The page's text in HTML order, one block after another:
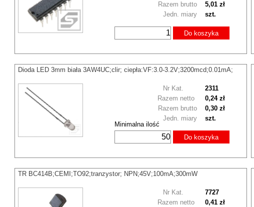
Razem brutto 5,01 zł
Jedn. miary szt.
Do koszyka
Dioda LED 3mm biała 3AW4UC;clir; ciepła:VF:3.0-3.2V;3200mcd;0.01mA;
Minimalna ilość
Nr Kat. 2311
Razem brutto 0,30 zł
Razem netto 0,24 zł
Jedn. miary szt.
Do koszyka
TR BC414B;CEMI;TO92;tranzystor; NPN;45V;100mA;300mW
Nr Kat. 7727
Razem netto 0,41 zł